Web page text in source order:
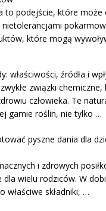
to podejście, które może
które mogą
właściwości, źródła i
związki
człowieka. Te
gamie roślin, nie tylko …
pyszne dania dla
i zdrowych
dla wielu rodziców. W
właściwe składniki, …